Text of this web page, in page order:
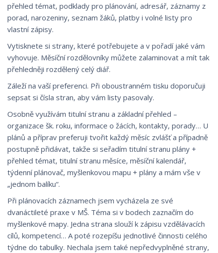
přehled témat, podklady pro plánování, adresář, záznamy z
porad, narozeniny, seznam žáků, platby i volné listy pro
vlastní zápisy.
Vytisknete si strany, které potřebujete a v pořadí jaké vám
vyhovuje. Měsíční rozdělovníky můžete zalaminovat a mít tak
přehledněji rozdělený celý diář.
Záleží na vaší preferenci. Při oboustranném tisku doporučuji
sepsat si čísla stran, aby vám listy pasovaly.
Osobně využívám titulní stranu a základní přehled –
organizace šk. roku, informace o žácích, kontakty, porady… U
plánů a příprav preferuji tvořit každý měsíc zvlášť a případně
postupně přidávat, takže si seřadím titulní stranu plány +
přehled témat, titulní stranu měsíce, měsíční kalendář,
týdenní plánovač, myšlenkovou mapu + plány a mám vše v
„jednom balíku“.
Při plánovacích záznamech jsem vycházela ze své
dvanáctileté praxe v MŠ. Téma si v bodech zaznačím do
myšlenkové mapy. Jedna strana slouží k zápisu vzdělávacích
cílů, kompetencí… A poté rozepíšu jednotlivé činnosti celého
týdne do tabulky. Nechala jsem také nepředvyplněné strany,